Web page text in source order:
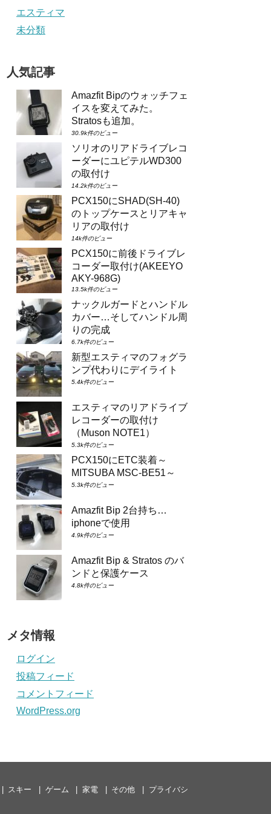
エスティマ
未分類
人気記事
Amazfit Bipのウォッチフェ
イスを変えてみた。
Stratosも追加。
30.9k件のビュー
ソリオのリアドライブレコ
ーダーにユピテルWD300
の取付け
14.2k件のビュー
PCX150にSHAD(SH-40)
のトップケースとリアキャ
リアの取付け
14k件のビュー
PCX150に前後ドライブレ
コーダー取付け(AKEEYO
AKY-968G)
13.5k件のビュー
ナックルガードとハンドル
カバー…そしてハンドル周
りの完成
6.7k件のビュー
新型エスティマのフォグラ
ンプ代わりにデイライト
5.4k件のビュー
エスティマのリアドライブ
レコーダーの取付け
（Muson NOTE1）
5.3k件のビュー
PCX150にETC装着～
MITSUBA MSC-BE51～
5.3k件のビュー
Amazfit Bip 2台持ち…
iphoneで使用
4.9k件のビュー
Amazfit Bip & Stratos のバ
ンドと保護ケース
4.8k件のビュー
メタ情報
ログイン
投稿フィード
コメントフィード
WordPress.org
スキー ゲーム 家電 その他 プライバシ